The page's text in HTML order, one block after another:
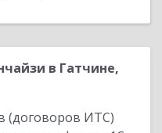
в Гатчине,
(договоров ИТС)